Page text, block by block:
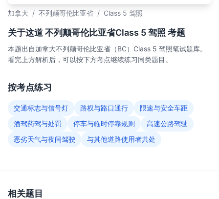
加拿大 / 不列颠哥伦比亚省 / Class 5 驾照
关于这道 不列颠哥伦比亚省Class 5 驾照 考题
本题出自加拿大不列颠哥伦比亚省（BC）Class 5 驾照笔试题库。
看完上方解析后，可以按下方考点继续练习同类题目。
按考点练习
交通标志与信号灯 路权与路口通行
限速与安全车距
酒驾药驾与处罚
停车与临时停靠规则
高速公路驾驶
恶劣天气与夜间驾驶
与其他道路使用者共处
相关题目